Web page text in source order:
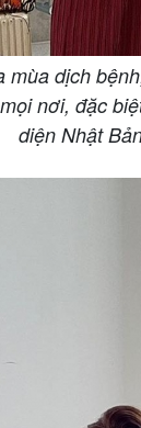
dịch
nơi, đặc
diện Nhật